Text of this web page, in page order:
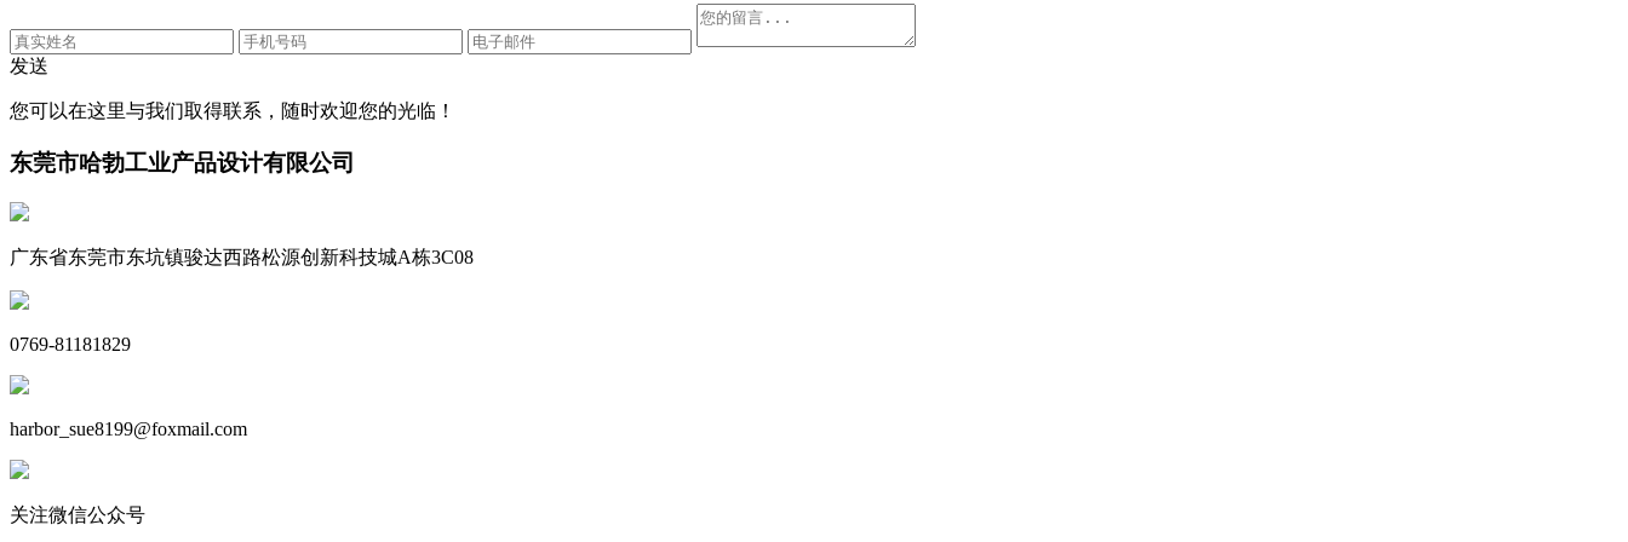
发送
您可以在这里与我们取得联系，随时欢迎您的光临！
东莞市哈勃工业产品设计有限公司
广东省东莞市东坑镇骏达西路松源创新科技城A栋3C08
0769-81181829
harbor_sue8199@foxmail.com
关注微信公众号